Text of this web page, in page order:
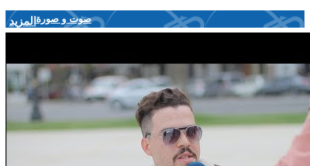
المزيد صوت و صورة